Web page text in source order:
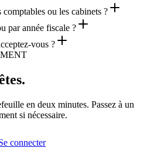
ou les cabinets ?
par année fiscale ?
vous ?
en deux minutes. Passez à un
si nécessaire.
connecter